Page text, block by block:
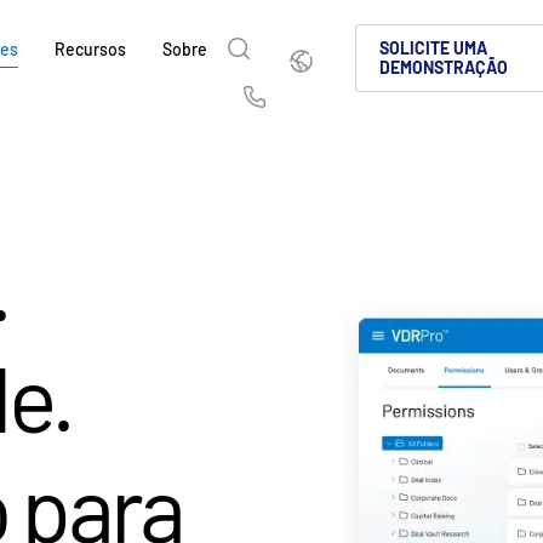
Saiba por que as empresas de mercados
cenário de investimentos alternativos
Conheça nossa plataforma
para compartilhamento seguro
deal globais, investimentos
Descubra como compartilhar
protegida, tornando a
Saiba como nossa plataforma e
que você navegue com
Recursos Sobre
Saiba como a SS&C Intralinks atende aos
facilitando o compartilhamento seguro de
fusões e aquisições (M&A), levantamento
relatórios para investidores.
Português
Italiano
SOLICITE UMA
DEMONSTRAÇÃO
para